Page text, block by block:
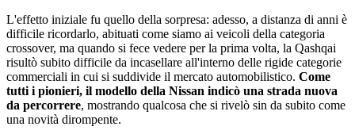
L'effetto iniziale fu quello della sorpresa: adesso, a distanza di anni è
difficile ricordarlo, abituati come siamo ai veicoli della categoria
crossover, ma quando si fece vedere per la prima volta, la Qashqai
risultò subito difficile da incasellare all'interno delle rigide categorie
commerciali in cui si suddivide il mercato automobilistico. Come
tutti i pionieri, il modello della Nissan indicò una strada nuova
da percorrere, mostrando qualcosa che si rivelò sin da subito come
una novità dirompente.